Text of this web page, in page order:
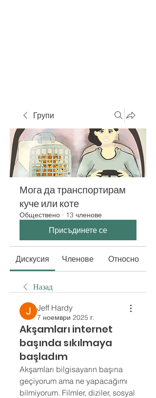
Групи
Мога да транспортирам
куче или коте
Обществено · 13 членове
Присъдинете се
Дискусия Членове Относно
Назад
Jeff Hardy
7 ноември 2025 г.
Akşamları internet
başında sıkılmaya
başladım
Akşamları bilgisayarın başına
geçiyorum ama ne yapacağımı
bilmiyorum. Filmler, diziler, sosyal